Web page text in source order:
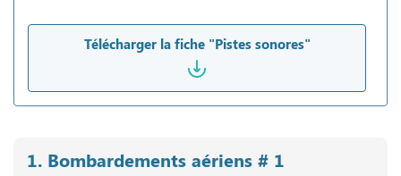
Télécharger la fiche "Pistes sonores"
1. Bombardements aériens # 1